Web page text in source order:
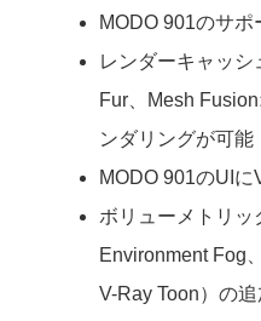
MODO 901のサポ
レンダーキャッ
Fur、Mesh
ンダリングが可能
MODO 901のUI
ボリューメトリッ
Environment Fog
V-Ray Toon）の追